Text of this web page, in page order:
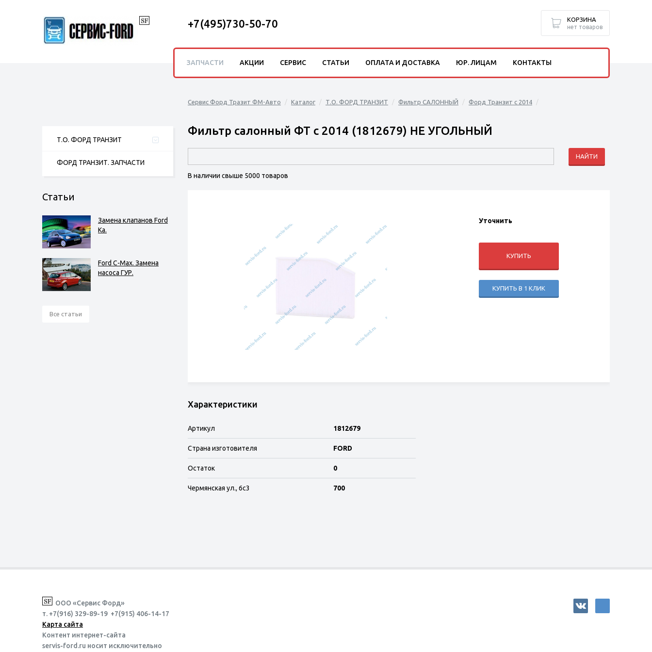
Т.О. ФОРД ТРАНЗИТ
ФОРД ТРАНЗИТ. ЗАПЧАСТИ
Статьи
Замена клапанов Ford
Ka.
Ford C-Max. Замена
насоса ГУР.
Все статьи
Сервис Форд Тразит ФМ-Авто Каталог Т.О. ФОРД ТРАНЗИТ Фильтр САЛОННЫЙ Форд Транзит с 2014
Фильтр салонный ФТ с 2014 (1812679) НЕ УГОЛЬНЫЙ
В наличии свыше 5000 товаров
Уточнить
КУПИТЬ
КУПИТЬ В 1 КЛИК
Характеристики
Артикул 1812679
Страна изготовителя FORD
Остаток 0
Чермянская ул., 6с3 700
+7(495)730-50-70 КОРЗИНА
нет товаров
ЗАПЧАСТИ АКЦИИ СЕРВИС СТАТЬИ ОПЛАТА И ДОСТАВКА ЮР. ЛИЦАМ КОНТАКТЫ
ООО «Сервис Форд»
т. +7(916) 329-89-19 +7(915) 406-14-17
Карта сайта
Контент интернет-сайта
servis-ford.ru носит исключительно